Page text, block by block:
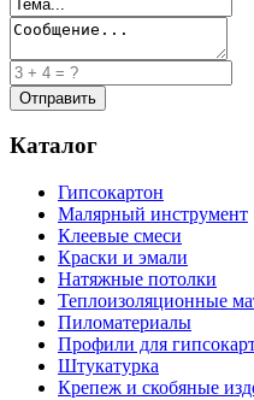
Каталог
Гипсокартон
Малярный инструмент
Клеевые смеси
Краски и эмали
Натяжные потолки
Теплоизоляционные
Пиломатериалы
Профили для
Штукатурка
Крепеж и скобяные